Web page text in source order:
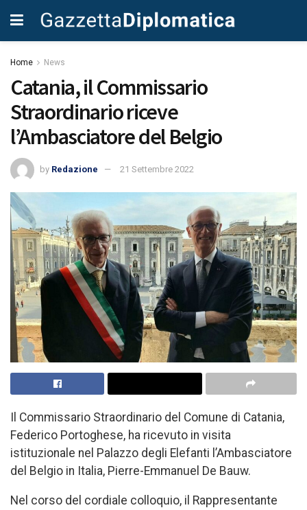
Home News
Catania, il Commissario
Straordinario riceve
l’Ambasciatore del Belgio
by Redazione 21 Settembre 2022
Il Commissario Straordinario del Comune di Catania,
Federico Portoghese, ha ricevuto in visita
istituzionale nel Palazzo degli Elefanti l’Ambasciatore
del Belgio in Italia, Pierre-Emmanuel De Bauw.
Nel corso del cordiale colloquio, il Rappresentante